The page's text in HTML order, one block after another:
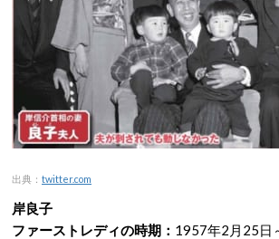
出典： twitter.com
岸良子
ファーストレディの時期： 1957年2月25日